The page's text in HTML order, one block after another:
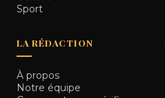
Sport
LA RÉDACTION
À propos
Notre équipe